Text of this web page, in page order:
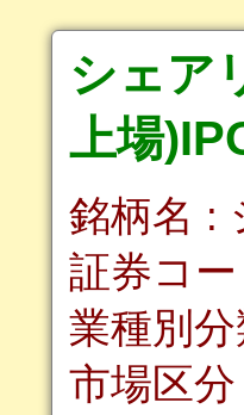
シェア
上場
銘柄名 :
証券コ
業種別
市場区